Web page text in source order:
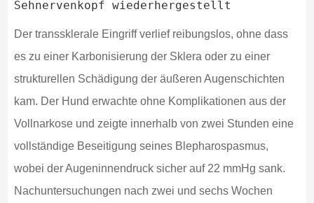
Der transsklerale Eingriff verlief reibungslos, ohne dass
es zu einer Karbonisierung der Sklera oder zu einer
strukturellen Schädigung der äußeren Augenschichten
kam. Der Hund erwachte ohne Komplikationen aus der
Vollnarkose und zeigte innerhalb von zwei Stunden eine
vollständige Beseitigung seines Blepharospasmus,
wobei der Augeninnendruck sicher auf 22 mmHg sank.
Nachuntersuchungen nach zwei und sechs Wochen